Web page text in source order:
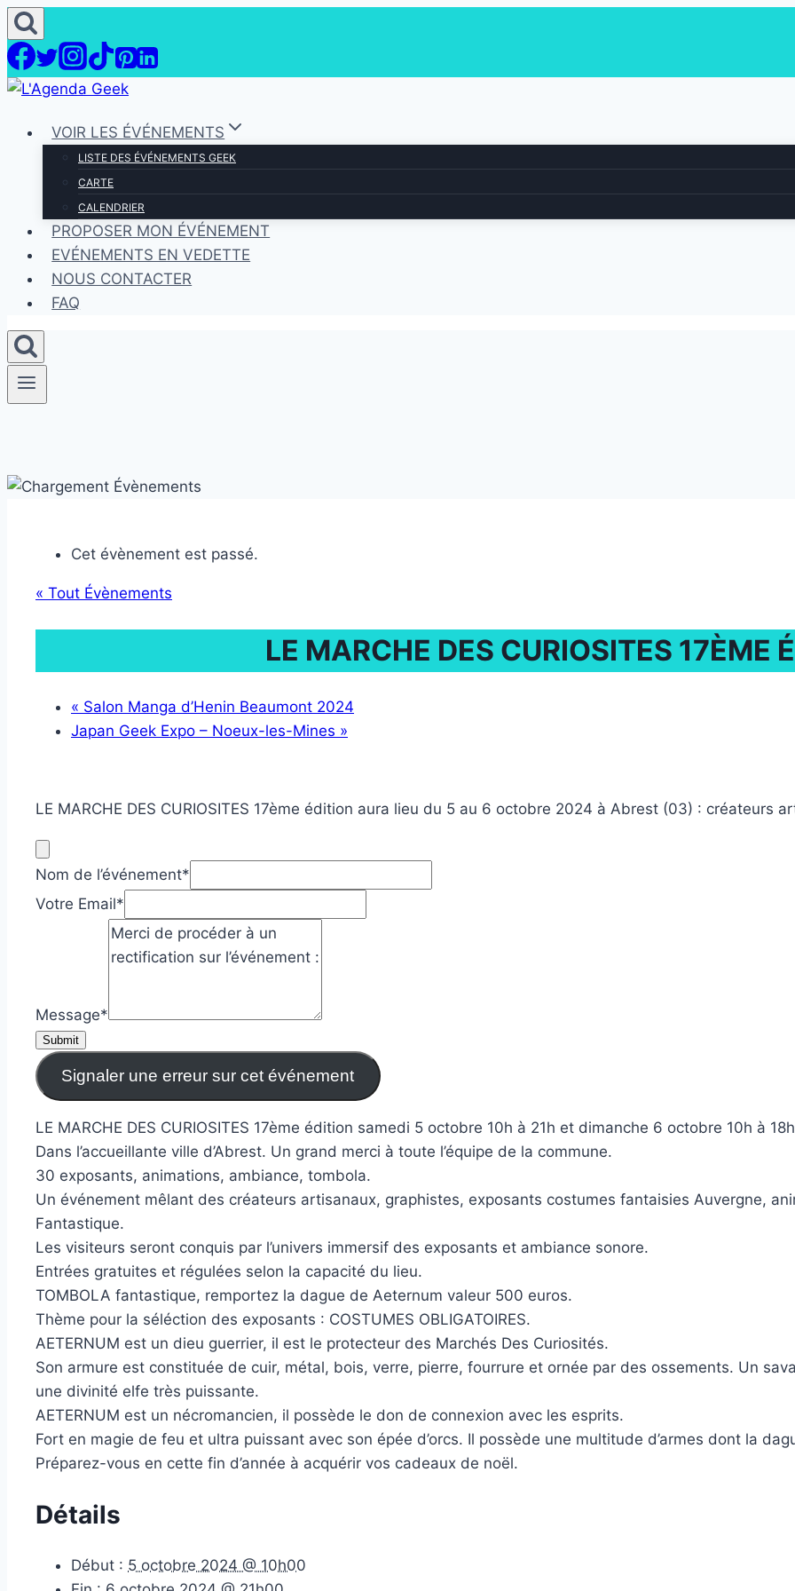
Aller
au
contenu
VOIR LES ÉVÉNEMENTS
LISTE DES ÉVÉNEMENTS GEEK
CARTE
CALENDRIER
PROPOSER MON ÉVÉNEMENT
EVÉNEMENTS EN VEDETTE
NOUS CONTACTER
FAQ
Cet évènement est passé.
« Tout Évènements
LE MARCHE DES CURIOSITES 17ÈME
« Salon Manga d’Henin Beaumont 2024
Japan Geek Expo – Noeux-les-Mines »
LE MARCHE DES CURIOSITES 17ème édition aura lieu du 5 au 6 octobre 2024 à Abrest (03) : créateurs
Nom de l’événement*
Votre Email*
Message*
Submit
Signaler une erreur sur cet événement
LE MARCHE DES CURIOSITES 17ème édition samedi 5 octobre 10h à 21h et dimanche 6 octobre 10h à
Dans l’accueillante ville d’Abrest. Un grand merci à toute l’équipe de la commune.
30 exposants, animations, ambiance, tombola.
Un événement mêlant des créateurs artisanaux, graphistes, exposants costumes fantaisies Auvergne,
Fantastique.
Les visiteurs seront conquis par l’univers immersif des exposants et ambiance sonore.
Entrées gratuites et régulées selon la capacité du lieu.
TOMBOLA fantastique, remportez la dague de Aeternum valeur 500 euros.
Thème pour la séléction des exposants : COSTUMES OBLIGATOIRES.
AETERNUM est un dieu guerrier, il est le protecteur des Marchés Des Curiosités.
Son armure est constituée de cuir, métal, bois, verre, pierre, fourrure et ornée par des ossements. Un
une divinité elfe très puissante.
AETERNUM est un nécromancien, il possède le don de connexion avec les esprits.
Fort en magie de feu et ultra puissant avec son épée d’orcs. Il possède une multitude d’armes dont la
Préparez-vous en cette fin d’année à acquérir vos cadeaux de noël.
Détails
Début : 5 octobre 2024 @ 10h00